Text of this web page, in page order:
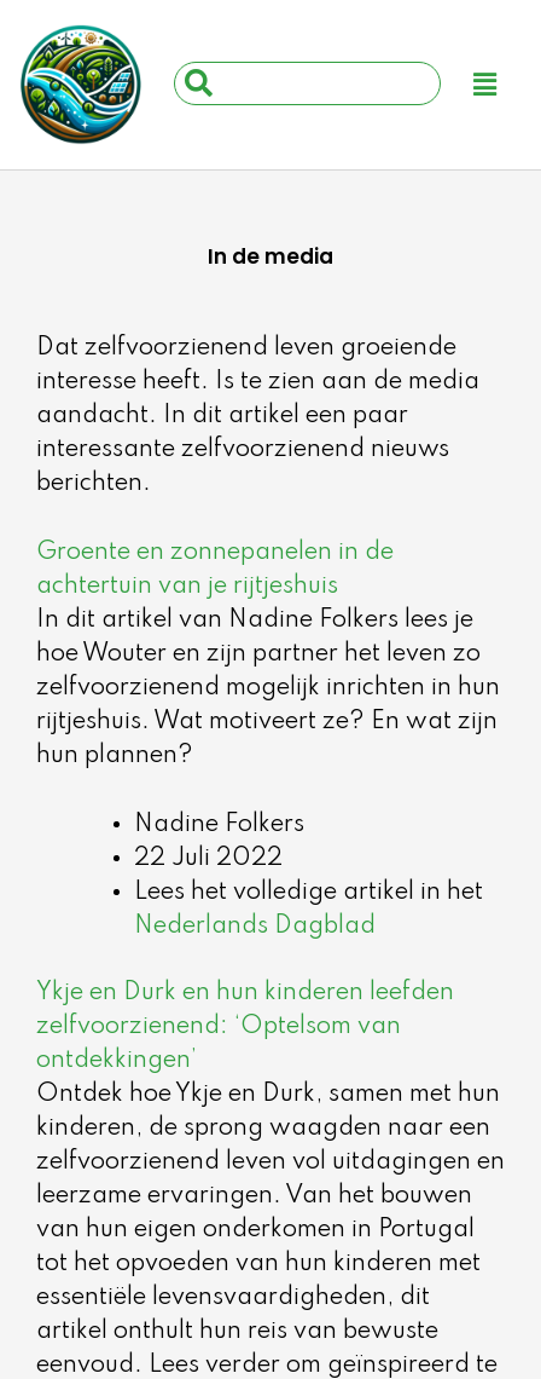
naar
de
inhoud
Main
Search
...
In de media
Dat zelfvoorzienend leven groeiende
interesse heeft. Is te zien aan de media
aandacht. In dit artikel een paar
interessante zelfvoorzienend nieuws
berichten.
Groente en zonnepanelen in de
achtertuin van je rijtjeshuis
In dit artikel van Nadine Folkers lees je
hoe Wouter en zijn partner het leven zo
zelfvoorzienend mogelijk inrichten in hun
rijtjeshuis. Wat motiveert ze? En wat zijn
hun plannen?
Nadine Folkers
22 Juli 2022
Lees het volledige artikel in het
Nederlands Dagblad
Ykje en Durk en hun kinderen leefden
zelfvoorzienend: ‘Optelsom van
ontdekkingen’
Ontdek hoe Ykje en Durk, samen met hun
kinderen, de sprong waagden naar een
zelfvoorzienend leven vol uitdagingen en
leerzame ervaringen. Van het bouwen
van hun eigen onderkomen in Portugal
tot het opvoeden van hun kinderen met
essentiële levensvaardigheden, dit
artikel onthult hun reis van bewuste
eenvoud. Lees verder om geïnspireerd te